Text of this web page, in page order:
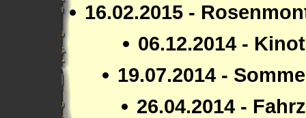
16.02.2015 -
06.12.2014 -
19.07.2014 -
26.04.2014 -